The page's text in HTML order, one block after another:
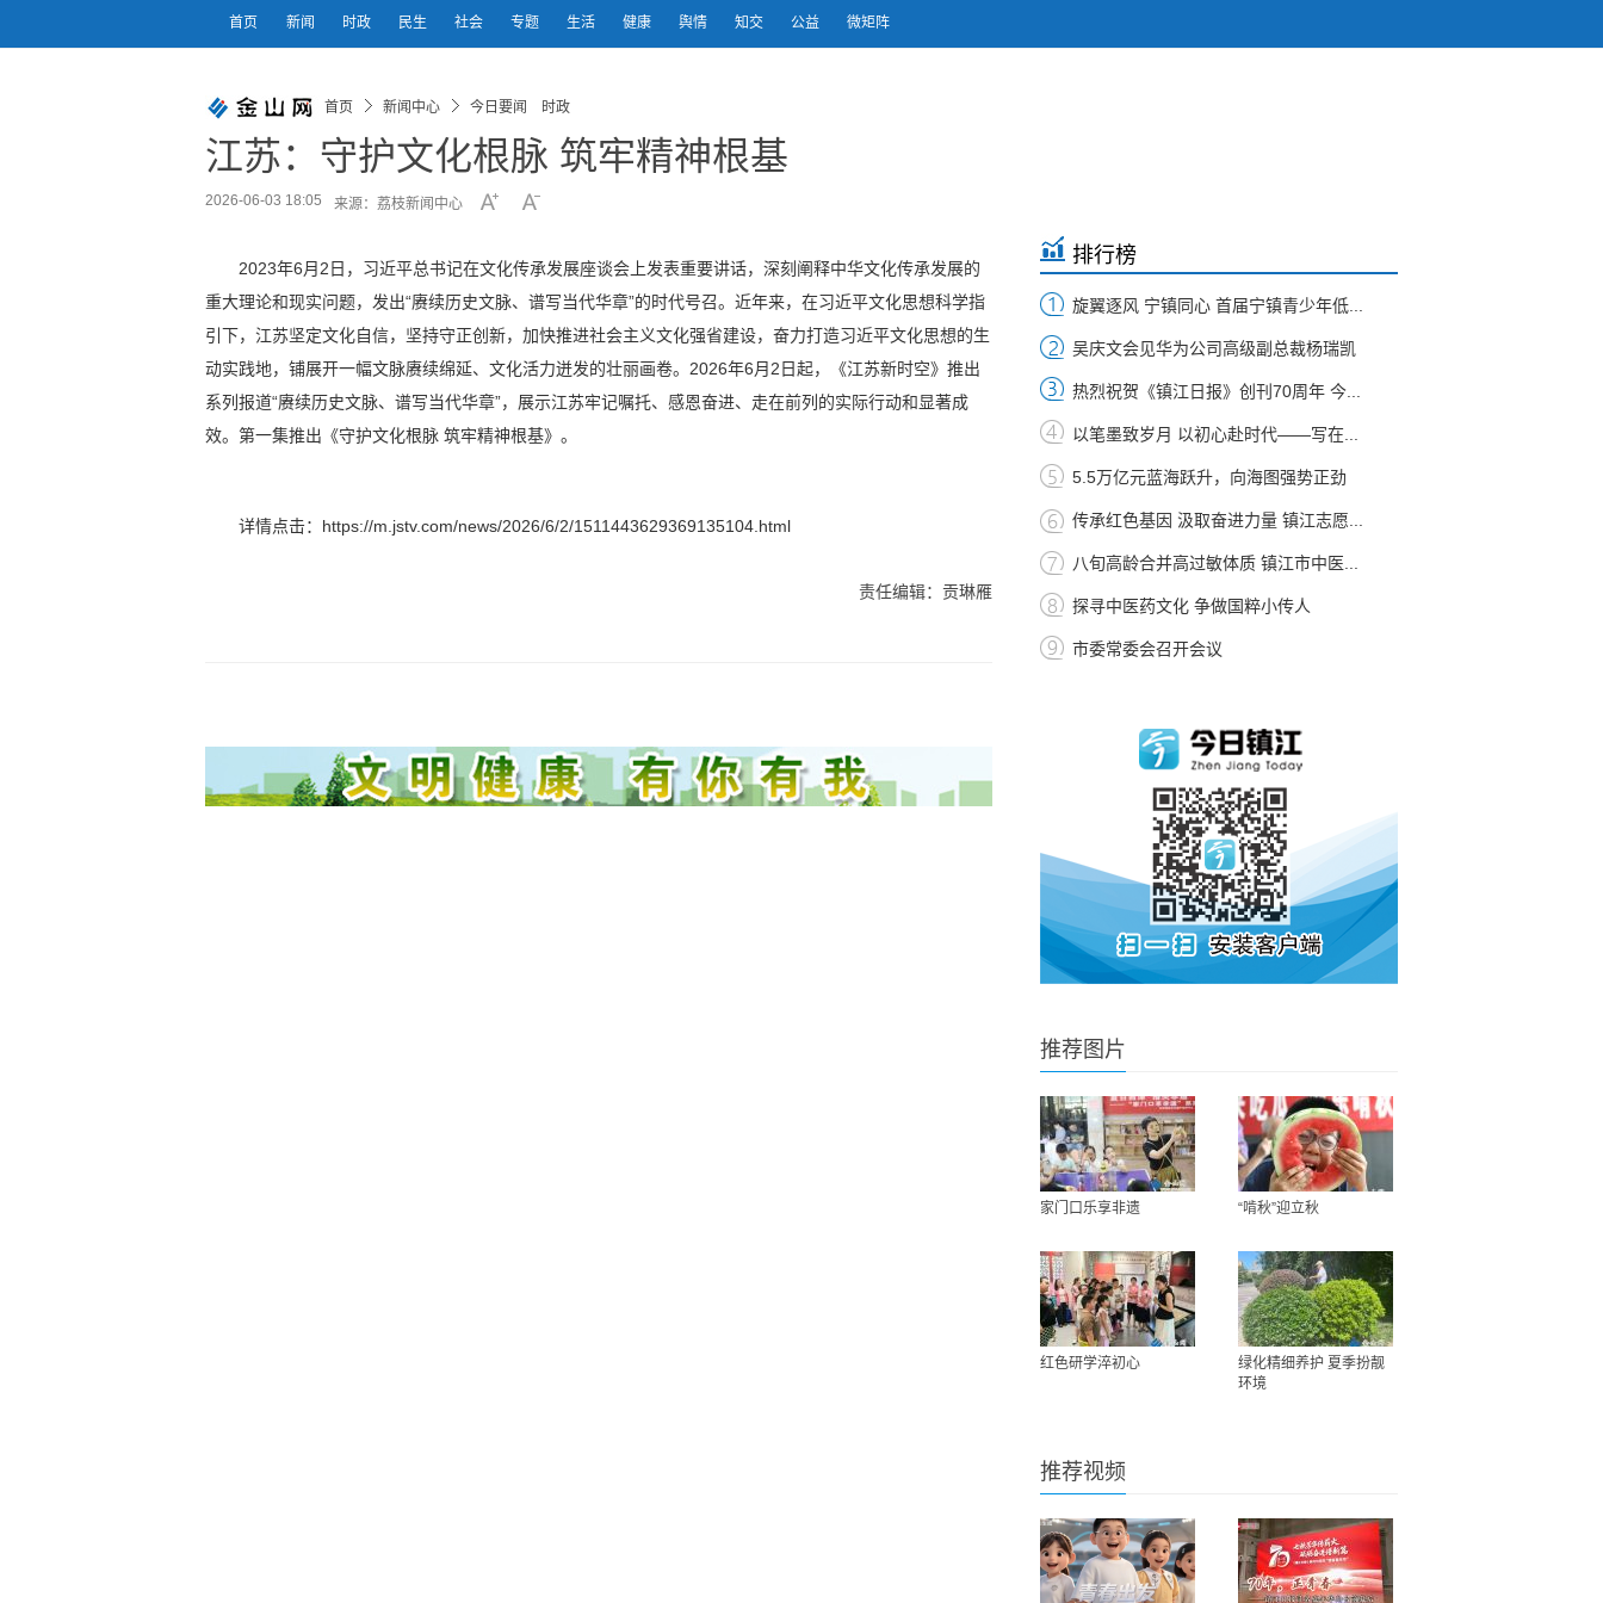
首页 新闻 时政 民生 社会 专题 生活 健康 舆情 知交 公益 微矩阵
首页 新闻中心 今日要闻 时政
江苏：守护文化根脉 筑牢精神根基
2026-06-03 18:05 来源：荔枝新闻中心
2023年6月2日，习近平总书记在文化传承发展座谈会上发表重要讲话，深刻阐释中华文化传承发展的
重大理论和现实问题，发出“赓续历史文脉、谱写当代华章”的时代号召。近年来，在习近平文化思想科学指
引下，江苏坚定文化自信，坚持守正创新，加快推进社会主义文化强省建设，奋力打造习近平文化思想的生
动实践地，铺展开一幅文脉赓续绵延、文化活力迸发的壮丽画卷。2026年6月2日起，《江苏新时空》推出
系列报道“赓续历史文脉、谱写当代华章”，展示江苏牢记嘱托、感恩奋进、走在前列的实际行动和显著成
效。第一集推出《守护文化根脉 筑牢精神根基》。
详情点击：https://m.jstv.com/news/2026/6/2/1511443629369135104.html
责任编辑：贡琳雁
排行榜
旋翼逐风 宁镇同心 首届宁镇青少年低...
吴庆文会见华为公司高级副总裁杨瑞凯
热烈祝贺《镇江日报》创刊70周年 今...
以笔墨致岁月 以初心赴时代——写在...
5.5万亿元蓝海跃升，向海图强势正劲
传承红色基因 汲取奋进力量 镇江志愿...
八旬高龄合并高过敏体质 镇江市中医...
探寻中医药文化 争做国粹小传人
市委常委会召开会议
推荐图片
家门口乐享非遗 “啃秋”迎立秋
红色研学淬初心
绿化精细养护 夏季扮靓
环境
推荐视频